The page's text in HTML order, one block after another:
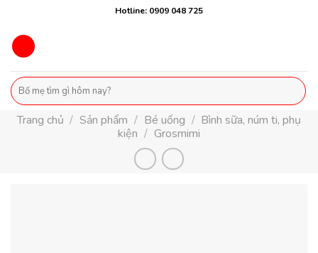
content
Hotline: 0909 048 725
Tìm
kiếm:
Trang chủ / Sản phẩm / Bé uống / Bình sữa, núm ti, phụ
kiện / Grosmimi